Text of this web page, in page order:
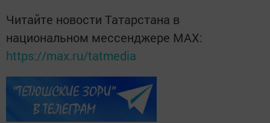
Читайте новости Татарстана в
национальном мессенджере MАХ:
https://max.ru/tatmedia